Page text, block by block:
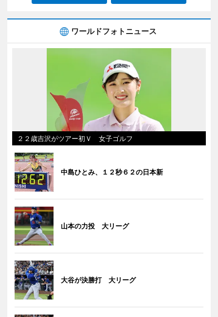
ワールドフォトニュース
２２歳吉沢がツアー初Ｖ 女子ゴルフ
中島ひとみ、１２秒６２の日本新
山本の力投 大リーグ
大谷が決勝打 大リーグ